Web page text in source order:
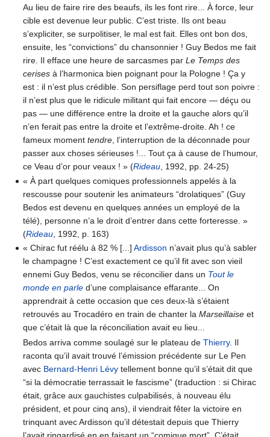
Au lieu de faire rire des beaufs, ils les font rire... À force, leur
cible est devenue leur public. C’est triste. Ils ont beau
s’expliciter, se surpolitiser, le mal est fait. Elles ont bon dos,
ensuite, les “convictions” du chansonnier ! Guy Bedos me fait
rire. Il efface une heure de sarcasmes parLe Temps des
cerises à l’harmonica bien poignant pour la Pologne ! Ça y
est : il n’est plus crédible. Son persiflage perd tout son poivre :
il n’est plus que le ridicule militant qui fait encore — déçu ou
pas — une différence entre la droite et la gauche alors qu’il
n’en ferait pas entre la droite et l’extrême-droite. Ah ! ce
fameux momenttendre, l’interruption de la déconnade pour
passer aux choses sérieuses !... Tout ça à cause de l’humour,
ce Veau d’or pour veaux ! » (Rideau, 1992, pp. 24-25)
« À part quelques comiques professionnels appelés à la
rescousse pour soutenir les animateurs “drolatiques” (Guy
Bedos est devenu en quelques années un employé de la
télé), personne n’a le droit d’entrer dans cette forteresse. »
(Rideau , 1992, p. 163)
« Chirac fut réélu à 82 % [...]Ardisson n’avait plus qu’à sabler
le champagne ! C’est exactement ce qu’il fit avec son vieil
ennemi Guy Bedos, venu se réconcilier dans un Tout le
monde en parle d’une complaisance effarante... On
apprendrait à cette occasion que ces deux-là s’étaient
retrouvés au Trocadéro en train de chanter laMarseillaise et
que c’était là que la réconciliation avait eu lieu...
Bedos arriva comme soulagé sur le plateau deThierry. Il
raconta qu’il avait trouvé l’émission précédente sur Le Pen
avec Bernard-Henri Lévy tellement bonne qu’il s’était dit que
“si la démocratie terrassait le fascisme” (traduction : si Chirac
était, grâce aux gauchistes culpabilisés, à nouveau élu
président, et pour cinq ans), il viendrait fêter la victoire en
trinquant avec Ardisson qu’il détestait depuis que Thierry